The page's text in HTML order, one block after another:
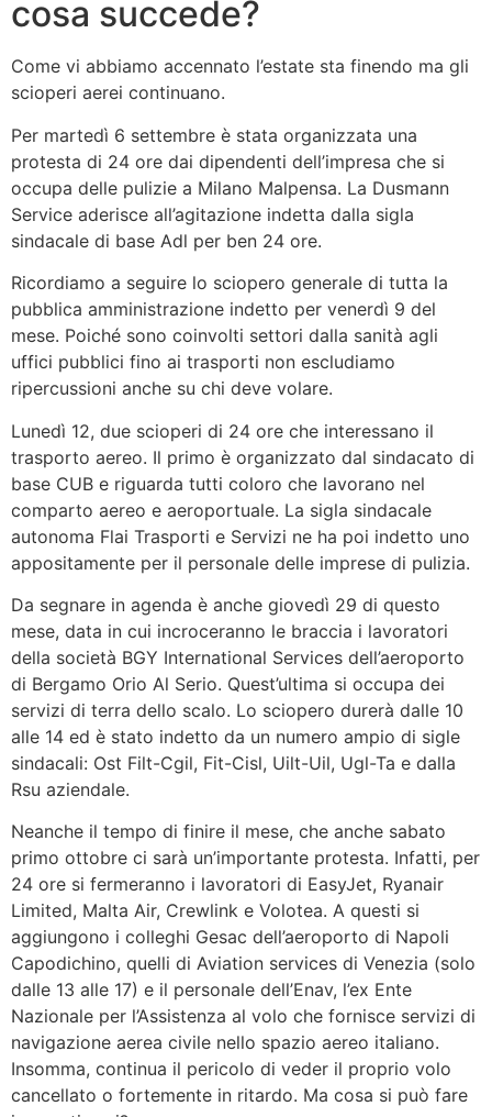
cosa succede?
Come vi abbiamo accennato l’estate sta finendo ma gli
scioperi aerei continuano.
Per martedì 6 settembre è stata organizzata una
protesta di 24 ore dai dipendenti dell’impresa che si
occupa delle pulizie a Milano Malpensa. La Dusmann
Service aderisce all’agitazione indetta dalla sigla
sindacale di base Adl per ben 24 ore.
Ricordiamo a seguire lo sciopero generale di tutta la
pubblica amministrazione indetto per venerdì 9 del
mese. Poiché sono coinvolti settori dalla sanità agli
uffici pubblici fino ai trasporti non escludiamo
ripercussioni anche su chi deve volare.
Lunedì 12, due scioperi di 24 ore che interessano il
trasporto aereo. Il primo è organizzato dal sindacato di
base CUB e riguarda tutti coloro che lavorano nel
comparto aereo e aeroportuale. La sigla sindacale
autonoma Flai Trasporti e Servizi ne ha poi indetto uno
appositamente per il personale delle imprese di pulizia.
Da segnare in agenda è anche giovedì 29 di questo
mese, data in cui incroceranno le braccia i lavoratori
della società BGY International Services dell’aeroporto
di Bergamo Orio Al Serio. Quest’ultima si occupa dei
servizi di terra dello scalo. Lo sciopero durerà dalle 10
alle 14 ed è stato indetto da un numero ampio di sigle
sindacali: Ost Filt-Cgil, Fit-Cisl, Uilt-Uil, Ugl-Ta e dalla
Rsu aziendale.
Neanche il tempo di finire il mese, che anche sabato
primo ottobre ci sarà un’importante protesta. Infatti, per
24 ore si fermeranno i lavoratori di EasyJet, Ryanair
Limited, Malta Air, Crewlink e Volotea. A questi si
aggiungono i colleghi Gesac dell’aeroporto di Napoli
Capodichino, quelli di Aviation services di Venezia (solo
dalle 13 alle 17) e il personale dell’Enav, l’ex Ente
Nazionale per l’Assistenza al volo che fornisce servizi di
navigazione aerea civile nello spazio aereo italiano.
Insomma, continua il pericolo di veder il proprio volo
cancellato o fortemente in ritardo. Ma cosa si può fare